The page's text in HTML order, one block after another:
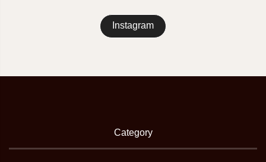
Instagram
Category